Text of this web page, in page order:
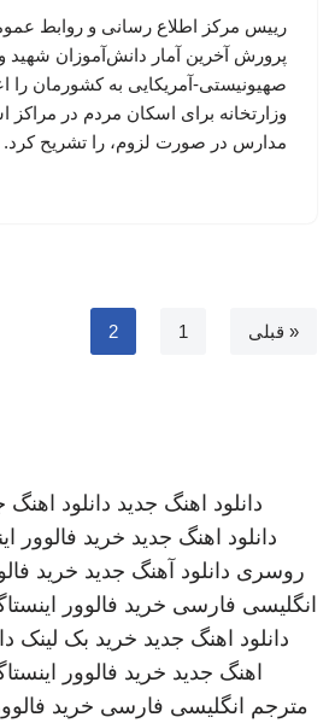
رییس مرکز اطلاع رسانی و روابط
پرورش آخرین آمار دانش‌آموزان
صهیونیستی-آمریکایی به کشورمان را
وزارتخانه برای اسکان مردم در مراکز
مدارس در صورت لزوم، را تشریح کرد.
« قبلی 1
2
دانلود اهنگ جدید دانلود اهنگ
دانلود اهنگ جدید خرید فالوور
روسری دانلود آهنگ جدید خرید
انگلیسی فارسی خرید فالوور
دانلود اهنگ جدید خرید بک لینک
اهنگ جدید خرید فالوور
مترجم انگلیسی فارسی خرید